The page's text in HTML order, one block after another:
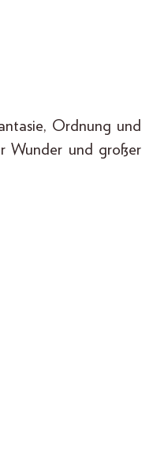
Ordnung und
Wunder und großer